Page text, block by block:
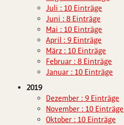
Juli : 10 Einträge
Juni : 8 Einträge
Mai : 10 Einträge
April : 9 Einträge
März : 10 Einträge
Februar : 8 Einträge
Januar : 10 Einträge
2019
Dezember : 9 Einträge
November : 10 Einträge
Oktober : 10 Einträge